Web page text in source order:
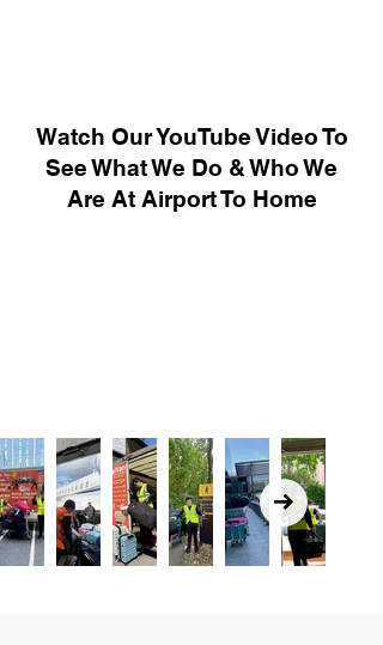
Watch Our YouTube Video To
See What We Do & Who We
Are At Airport To Home